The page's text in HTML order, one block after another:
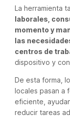
La herramienta
laborales,
momento y
las
centros de
dispositivo y
De esta forma,
locales pasan a
eficiente,
reducir tareas